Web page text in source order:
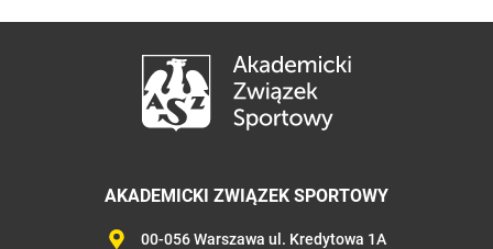
AKADEMICKI ZWIĄZEK SPORTOWY
00-056 Warszawa ul. Kredytowa 1A